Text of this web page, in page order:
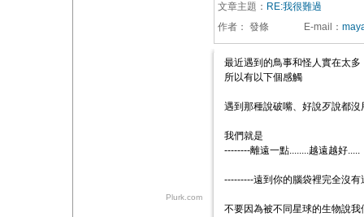
Plurk.com
文章主題： RE:我很難過
作者： 發條 E-mail ：
最近遇到的鳥事和怪人實在太多
所以有以下個感觸
遇到那種說破嘴、好說歹說都
我們就是
--------離遠一點........越遠越好.....
---------遠到你的腦袋裡完全沒有
不要因為被不同星球的生物說